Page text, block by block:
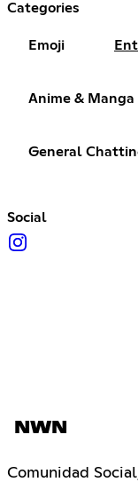
Categories
Emoji
Anime & Manga
General
Social
NWN
Comunidad